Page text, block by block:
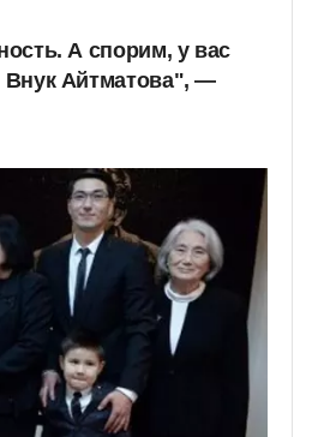
А спорим, у вас
Внук Айтматова", —